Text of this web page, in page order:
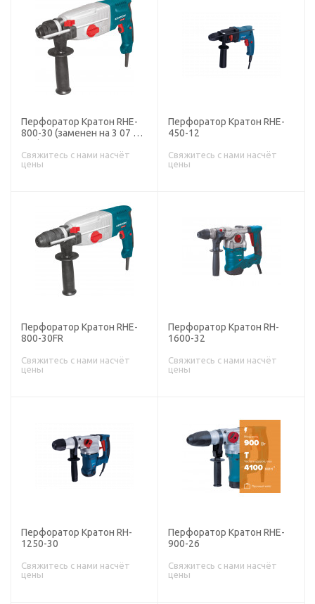
Перфоратор Кратон RHE-
800-30 (заменен на 3 07 01
Свяжитесь с нами насчёт
цены
Перфоратор Кратон RHE-
450-12
Свяжитесь с нами насчёт
цены
Перфоратор Кратон RHE-
800-30FR
Свяжитесь с нами насчёт
цены
Перфоратор Кратон RH-
1600-32
Свяжитесь с нами насчёт
цены
Перфоратор Кратон RH-
1250-30
Свяжитесь с нами насчёт
цены
Перфоратор Кратон RHE-
900-26
Свяжитесь с нами насчёт
цены